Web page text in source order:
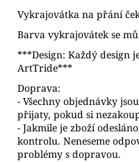
Vykrajovátka na přání
Barva vykrajovátek se
***Design: Každý design
ArtTride***
Doprava:
- Všechny objednávky
přijaty, pokud si
- Jakmile je zboží
kontrolu. Neneseme
problémy s dopravou.